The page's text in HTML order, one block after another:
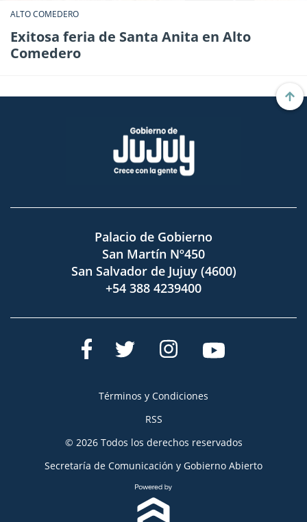
ALTO COMEDERO
Exitosa feria de Santa Anita en Alto
Comedero
Palacio de Gobierno
San Martín Nº450
San Salvador de Jujuy (4600)
+54 388 4239400
Términos y Condiciones
RSS
© 2026 Todos los derechos reservados
Secretaría de Comunicación y Gobierno Abierto